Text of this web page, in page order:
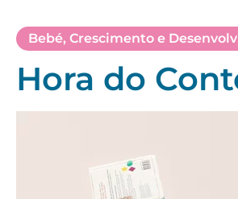
Bebé, Crescimento e
Hora do